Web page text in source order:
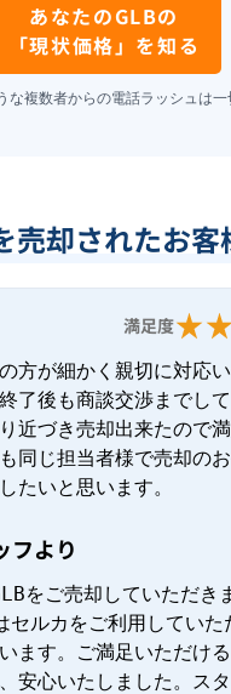
あなたのGLBの
「現状価格」を知る
な複数者からの電話ラッシュは一
売却されたお客
満足度
方が細かく親切に対応い
了後も商談交渉までし
近づき売却出来たので
同じ担当者様で売却の
たいと思います。
フより
をご売却していただき
ルカをご利用していた
ます。ご満足いただけ
安心いたしました。ス